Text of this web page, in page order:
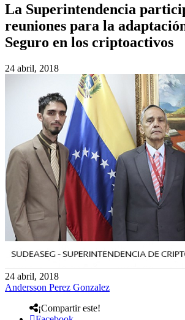
La Superintendencia
reuniones para la
Seguro en los criptoactivos
24 abril, 2018
24 abril, 2018
Andersson Perez Gonzalez
¡Compartir este!